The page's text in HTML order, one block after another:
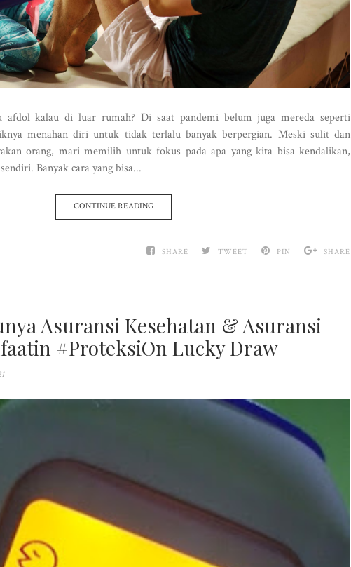
afdol kalau di luar rumah? Di saat pandemi belum juga mereda seperti
menahan diri untuk tidak terlalu banyak berpergian. Meski sulit dan
orang, mari memilih untuk fokus pada apa yang kita bisa kendalikan,
Banyak cara yang bisa...
CONTINUE READING
SHARE TWEET PIN SHARE
Asuransi Kesehatan & Asuransi
#ProteksiOn Lucky Draw